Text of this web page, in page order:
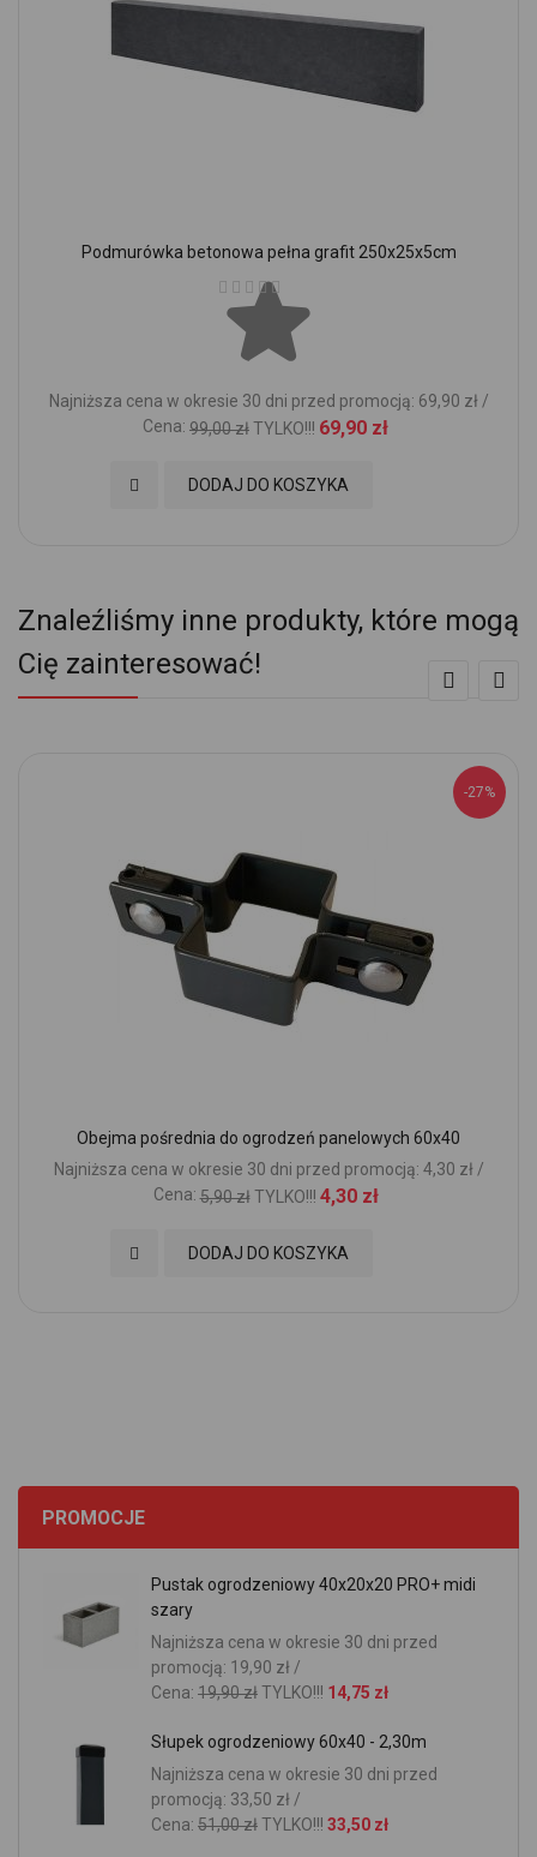
Podmurówka betonowa pełna grafit 250x25x5cm
Ocena:
Najniższa cena w okresie 30 dni przed promocją: 69,90 zł /
Cena: 99,00 złTYLKO!!! 69,90 zł
DODAJ DO KOSZYKA
Dodaj do Ulubionych
Znaleźliśmy inne produkty, które mogą
Cię zainteresować!
-27%
Obejma pośrednia do ogrodzeń panelowych 60x40
Najniższa cena w okresie 30 dni przed promocją: 4,30 zł /
Cena: 5,90 zł TYLKO!!! 4,30 zł
DODAJ DO KOSZYKA
Dodaj do Ulubionych
PROMOCJE
Pustak ogrodzeniowy 40x20x20 PRO+ midi
szary
Najniższa cena w okresie 30 dni przed
promocją: 19,90 zł /
Cena: 19,90 złTYLKO!!! 14,75 zł
Słupek ogrodzeniowy 60x40 - 2,30m
Najniższa cena w okresie 30 dni przed
promocją: 33,50 zł /
Cena: 51,00 złTYLKO!!! 33,50 zł